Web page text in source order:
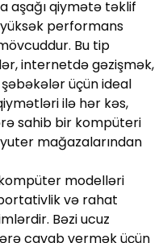
aşağı qiymətə təklif
performans
Bu tip
internetdə gəzişmək,
üçün ideal
ilə hər kəs,
sahib bir kompüteri
mağazalarından
modelləri
və rahat
Bəzi ucuz
cavab vermək üçün